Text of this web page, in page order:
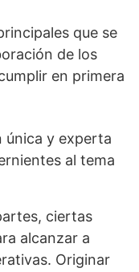
que se
de los
en primera
única y experta
al tema
ciertas
alcanzar a
Originar